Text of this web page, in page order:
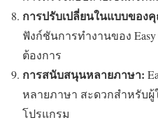
การปรับเปลี่ยนในแบบของ
ฟังก์ชันการทำงานของ
ต้องการ
การสนับสนุนหลายภาษา:
หลายภาษา สะดวกสำหรับ
โปรแกรม